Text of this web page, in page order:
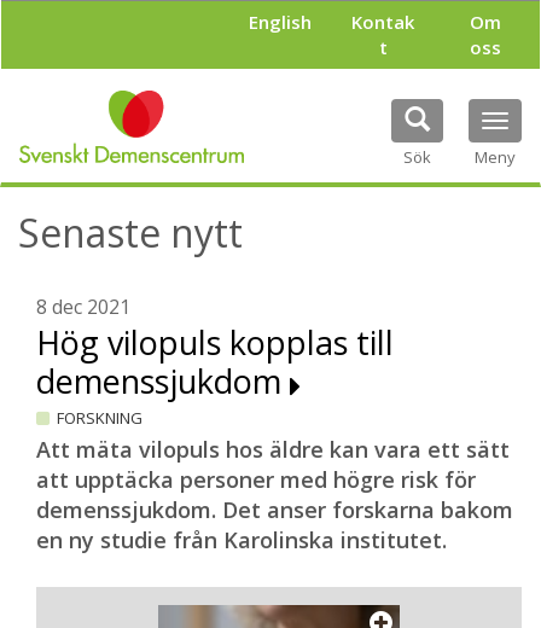
l
English
Kontak
t
Om
oss
Sök Meny
Senaste nytt
8 dec 2021
Hög vilopuls kopplas till
demenssjukdom
FORSKNING
Att mäta vilopuls hos äldre kan vara ett sätt
att upptäcka personer med högre risk för
demenssjukdom. Det anser forskarna bakom
en ny studie från Karolinska institutet.